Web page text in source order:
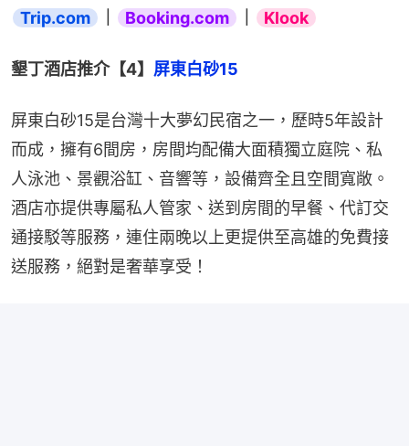
Trip.com
Booking.com Klook
墾丁酒店推介【4】 屏東白砂15
屏東白砂15是台灣十大夢幻民宿之一，歷時5年設計
而成，擁有6間房，房間均配備大面積獨立庭院、私
人泳池、景觀浴缸、音響等，設備齊全且空間寬敞。
酒店亦提供專屬私人管家、送到房間的早餐、代訂交
通接駁等服務，連住兩晚以上更提供至高雄的免費接
送服務，絕對是奢華享受！